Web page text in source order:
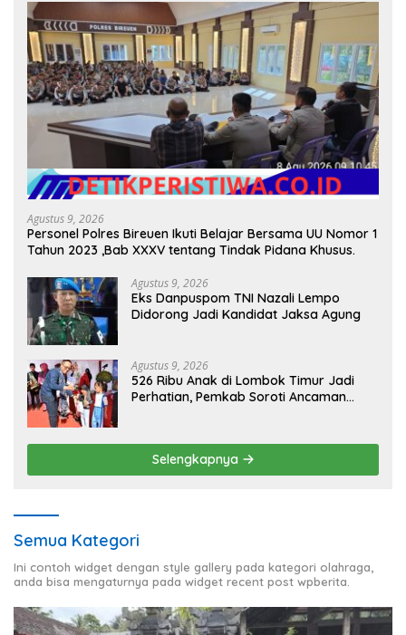
Agustus 9, 2026
Personel Polres Bireuen Ikuti Belajar Bersama UU Nomor 1
Tahun 2023 ,Bab XXXV tentang Tindak Pidana Khusus.
Agustus 9, 2026
Eks Danpuspom TNI Nazali Lempo
Didorong Jadi Kandidat Jaksa Agung
Agustus 9, 2026
526 Ribu Anak di Lombok Timur Jadi
Perhatian, Pemkab Soroti Ancaman
Selengkapnya
Semua Kategori
Ini contoh widget dengan style gallery pada kategori olahraga,
anda bisa mengaturnya pada widget recent post wpberita.